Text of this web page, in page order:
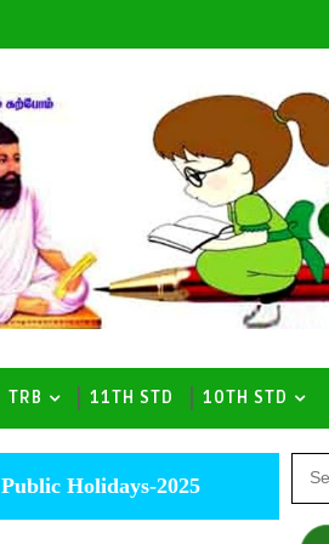
TRB 11TH STD 10TH STD
Public Holidays-2025